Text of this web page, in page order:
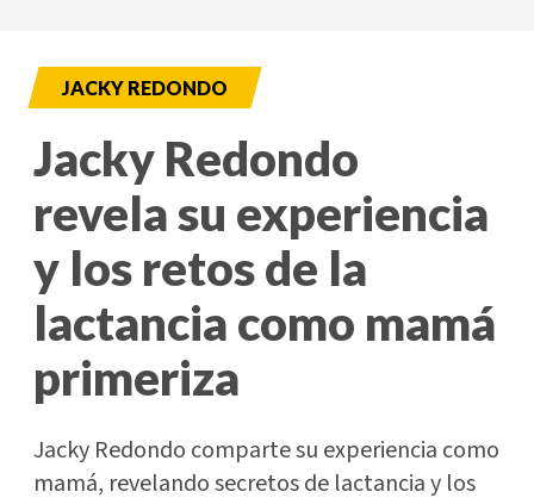
JACKY REDONDO
Jacky Redondo
revela su experiencia
y los retos de la
lactancia como mamá
primeriza
Jacky Redondo comparte su experiencia como
mamá, revelando secretos de lactancia y los